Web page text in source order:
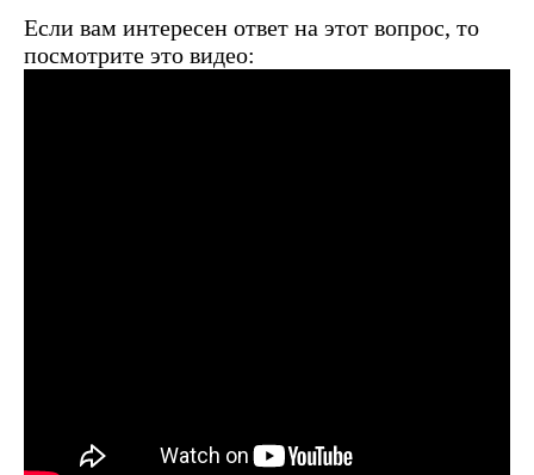
Если вам интересен ответ на этот вопрос, то
посмотрите это видео: